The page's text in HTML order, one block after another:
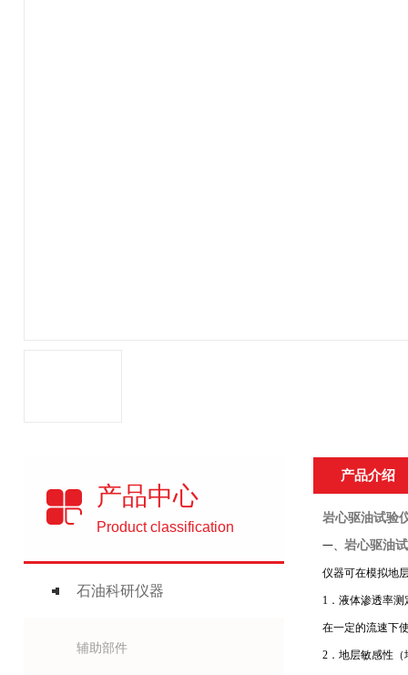
产品中心
Product classification
石油科研仪器
辅助部件
产品介绍
岩心驱油试验
一、 岩心驱油
仪器可在模拟地
1．液体渗透率测
在一定的流速下
2．地层敏感性